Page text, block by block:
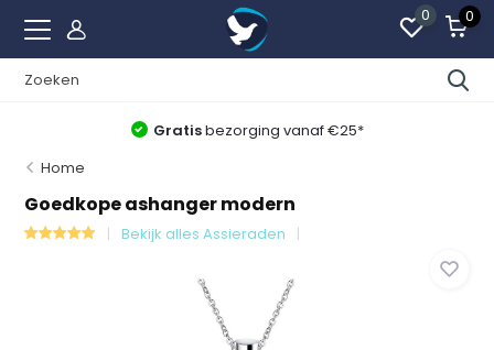
0 0
Gratisbezorging vanaf €25*
Home
Goedkope ashanger modern
Bekijk alles Assieraden